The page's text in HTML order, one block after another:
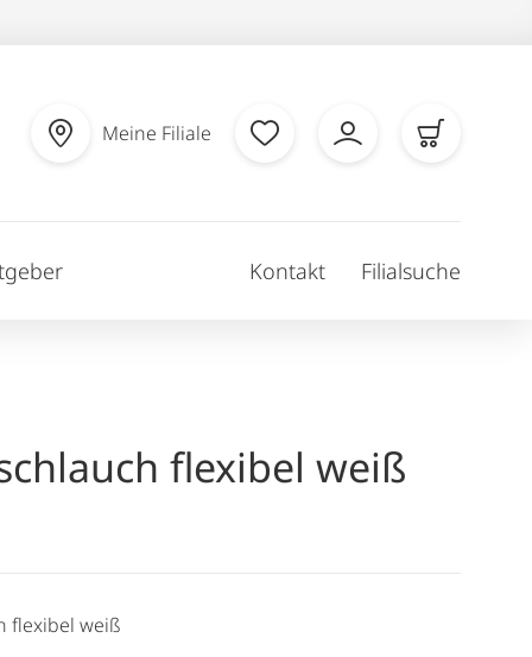
Meine Filiale
Kontakt Filialsuche
flexibel weiß
flexibel weiß